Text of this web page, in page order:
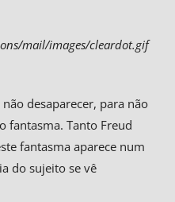
desaparecer, para não
fantasma. Tanto Freud
fantasma aparece num
do sujeito se vê